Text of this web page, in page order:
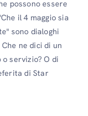
possono essere
il 4 maggio sia
sono dialoghi
ne dici di un
servizio? O di
di Star